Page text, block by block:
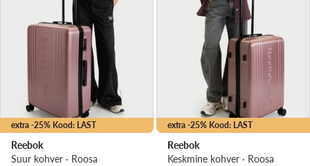
extra -25% Kood: LAST
Reebok
Suur kohver · Roosa
extra -25% Kood: LAST
Reebok
Keskmine kohver · Roosa